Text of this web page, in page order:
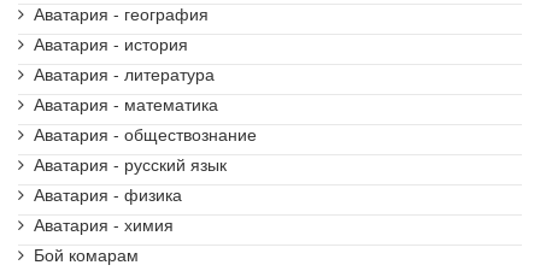
Аватария - география
Аватария - история
Аватария - литература
Аватария - математика
Аватария - обществознание
Аватария - русский язык
Аватария - физика
Аватария - химия
Бой комарам